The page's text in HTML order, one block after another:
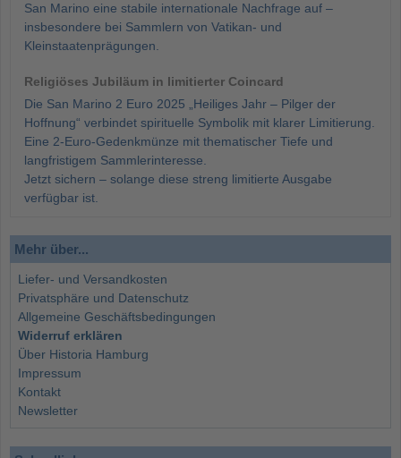
San Marino eine stabile internationale Nachfrage auf –
insbesondere bei Sammlern von Vatikan- und
Kleinstaatenprägungen.
Religiöses Jubiläum in limitierter Coincard
Die San Marino 2 Euro 2025 „Heiliges Jahr – Pilger der
Hoffnung“ verbindet spirituelle Symbolik mit klarer Limitierung.
Eine 2-Euro-Gedenkmünze mit thematischer Tiefe und
langfristigem Sammlerinteresse.
Jetzt sichern – solange diese streng limitierte Ausgabe
verfügbar ist.
Mehr über...
Liefer- und Versandkosten
Privatsphäre und Datenschutz
Allgemeine Geschäftsbedingungen
Widerruf erklären
Über Historia Hamburg
Impressum
Kontakt
Newsletter